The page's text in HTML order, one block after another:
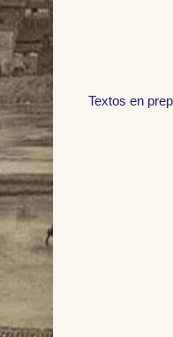
Textos en